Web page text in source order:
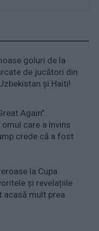
goluri de la
de jucători din
și Haiti!
Again”.
care a învins
crede că a fost
la Cupa
și revelațiile
acasă mult prea